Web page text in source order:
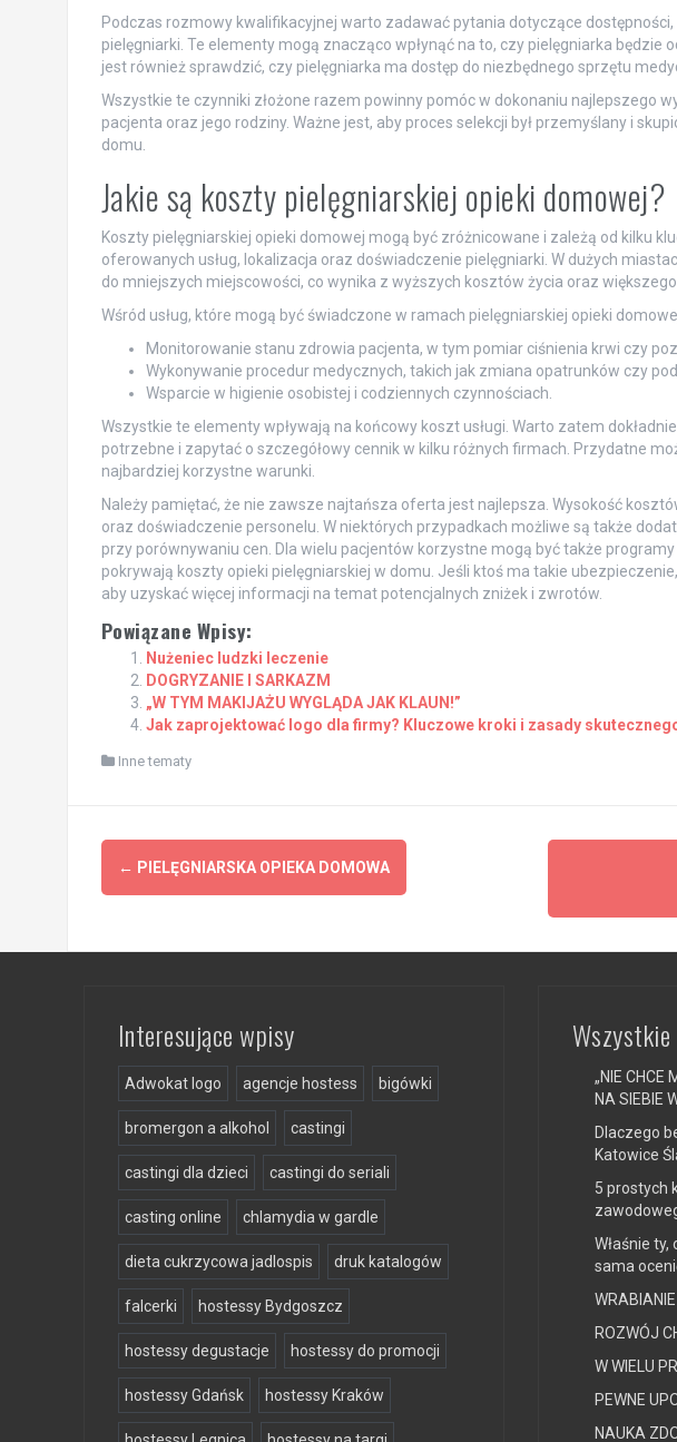
Podczas rozmowy kwalifikacyjnej warto zadawać pytania dotyczące
pielęgniarki. Te elementy mogą znacząco wpłynąć na to, czy pielęgniarka będzie
jest również sprawdzić, czy pielęgniarka ma dostęp do niezbędnego sprzętu
Wszystkie te czynniki złożone razem powinny pomóc w dokonaniu najlepszego
pacjenta oraz jego rodziny. Ważne jest, aby proces selekcji był przemyślany i
domu.
Jakie są koszty pielęgniarskiej opieki domowej?
Koszty pielęgniarskiej opieki domowej mogą być zróżnicowane i zależą od kilku
oferowanych usług, lokalizacja oraz doświadczenie pielęgniarki. W dużych
do mniejszych miejscowości, co wynika z wyższych kosztów życia oraz
Wśród usług, które mogą być świadczone w ramach pielęgniarskiej opieki
Monitorowanie stanu zdrowia pacjenta, w tym pomiar ciśnienia krwi czy
Wykonywanie procedur medycznych, takich jak zmiana opatrunków czy
Wsparcie w higienie osobistej i codziennych czynnościach.
Wszystkie te elementy wpływają na końcowy koszt usługi. Warto zatem
potrzebne i zapytać o szczegółowy cennik w kilku różnych firmach. Przydatne
najbardziej korzystne warunki.
Należy pamiętać, że nie zawsze najtańsza oferta jest najlepsza. Wysokość
oraz doświadczenie personelu. W niektórych przypadkach możliwe są także
przy porównywaniu cen. Dla wielu pacjentów korzystne mogą być także
pokrywają koszty opieki pielęgniarskiej w domu. Jeśli ktoś ma takie
aby uzyskać więcej informacji na temat potencjalnych zniżek i zwrotów.
Powiązane Wpisy:
Nużeniec ludzki leczenie
DOGRYZANIE I SARKAZM
„W TYM MAKIJAŻU WYGLĄDA JAK KLAUN!”
Jak zaprojektować logo dla firmy? Kluczowe kroki i zasady
Inne tematy
Post
navigation
← PIELĘGNIARSKA OPIEKA DOMOWA
Interesujące wpisy
Adwokat logo agencje hostess bigówki
bromergon a alkohol castingi
castingi dla dzieci castingi do seriali
casting online chlamydia w gardle
dieta cukrzycowa jadlospis druk katalogów
falcerki hostessy Bydgoszcz
hostessy degustacje hostessy do promocji
hostessy Gdańsk hostessy Kraków
Wszystkie
„NIE CHCE
NA SIEBIE
Dlaczego
Katowice
5 prostych
Właśnie
sama
ROZWÓJ
W WIELU
PEWNE
NAUKA